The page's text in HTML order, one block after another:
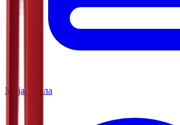
Моја школа